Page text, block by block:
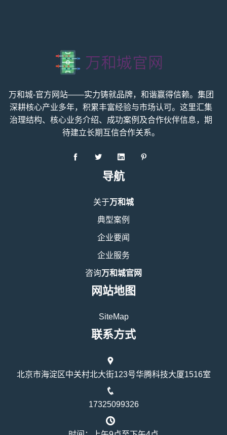
万和城-官方网站——实力铸就品牌，和谐赢得信赖。集团
深耕核心产业多年，积累丰富经验与市场认可。这里汇集
治理结构、核心业务介绍、成功案例及合作伙伴信息，期
待建立长期互信合作关系。
导航
关于万和城
典型案例
企业要闻
企业服务
咨询万和城官网
网站地图
SiteMap
联系方式
北京市海淀区中关村北大街123号华腾科技大厦1516室
17325099326